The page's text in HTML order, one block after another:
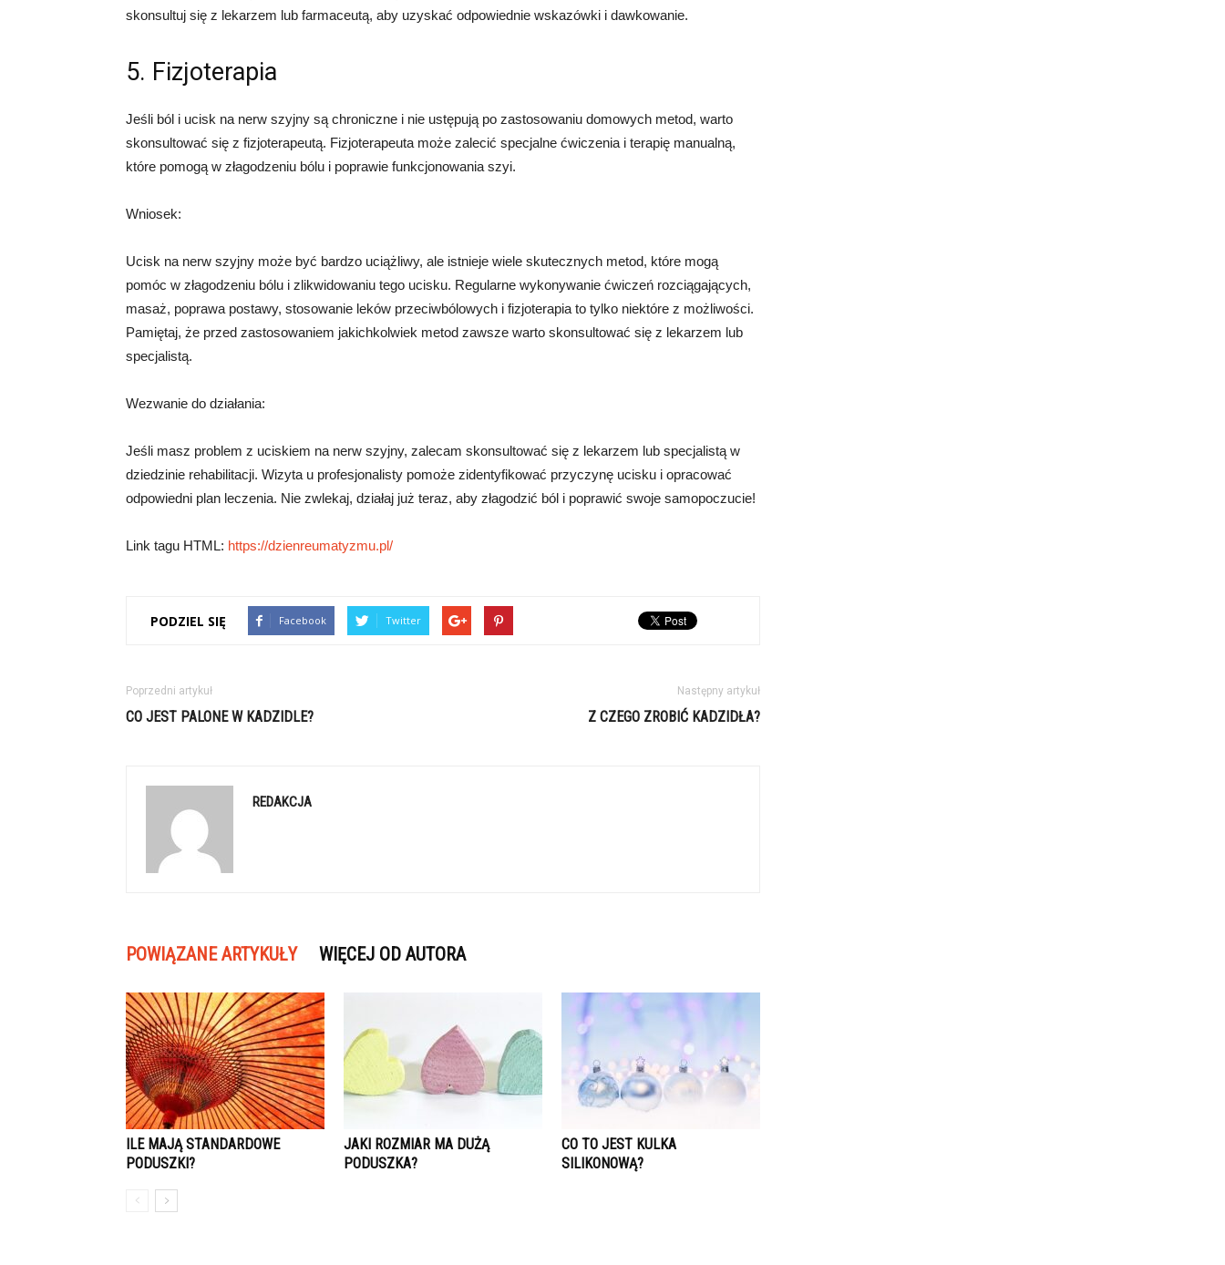
skonsultuj się z lekarzem lub farmaceutą, aby uzyskać odpowiednie wskazówki i dawkowanie.
5. Fizjoterapia
Jeśli ból i ucisk na nerw szyjny są chroniczne i nie ustępują po zastosowaniu domowych metod, warto
skonsultować się z fizjoterapeutą. Fizjoterapeuta może zalecić specjalne ćwiczenia i terapię manualną,
które pomogą w złagodzeniu bólu i poprawie funkcjonowania szyi.
Wniosek:
Ucisk na nerw szyjny może być bardzo uciążliwy, ale istnieje wiele skutecznych metod, które mogą
pomóc w złagodzeniu bólu i zlikwidowaniu tego ucisku. Regularne wykonywanie ćwiczeń rozciągających,
masaż, poprawa postawy, stosowanie leków przeciwbólowych i fizjoterapia to tylko niektóre z możliwości.
Pamiętaj, że przed zastosowaniem jakichkolwiek metod zawsze warto skonsultować się z lekarzem lub
specjalistą.
Wezwanie do działania:
Jeśli masz problem z uciskiem na nerw szyjny, zalecam skonsultować się z lekarzem lub specjalistą w
dziedzinie rehabilitacji. Wizyta u profesjonalisty pomoże zidentyfikować przyczynę ucisku i opracować
odpowiedni plan leczenia. Nie zwlekaj, działaj już teraz, aby złagodzić ból i poprawić swoje samopoczucie!
Link tagu HTML: https://dzienreumatyzmu.pl/
PODZIEL SIĘ Facebook Twitter
Poprzedni artykuł
CO JEST PALONE W KADZIDLE?
Następny artykuł
Z CZEGO ZROBIĆ KADZIDŁA?
REDAKCJA
POWIĄZANE ARTYKUŁY WIĘCEJ OD AUTORA
ILE MAJĄ STANDARDOWE
PODUSZKI?
JAKI ROZMIAR MA DUŻĄ
PODUSZKA?
CO TO JEST KULKA
SILIKONOWĄ?